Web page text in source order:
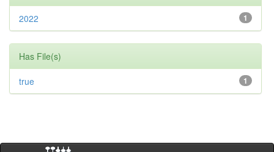
1
2022
Has File(s)
1
true